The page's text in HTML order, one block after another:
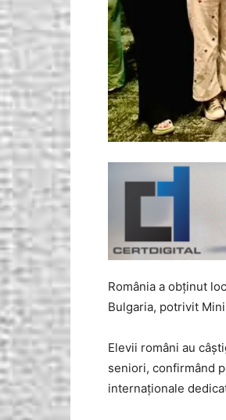
România a obținut
Bulgaria, potrivit
Elevii români au
seniori, confirmând
internaționale